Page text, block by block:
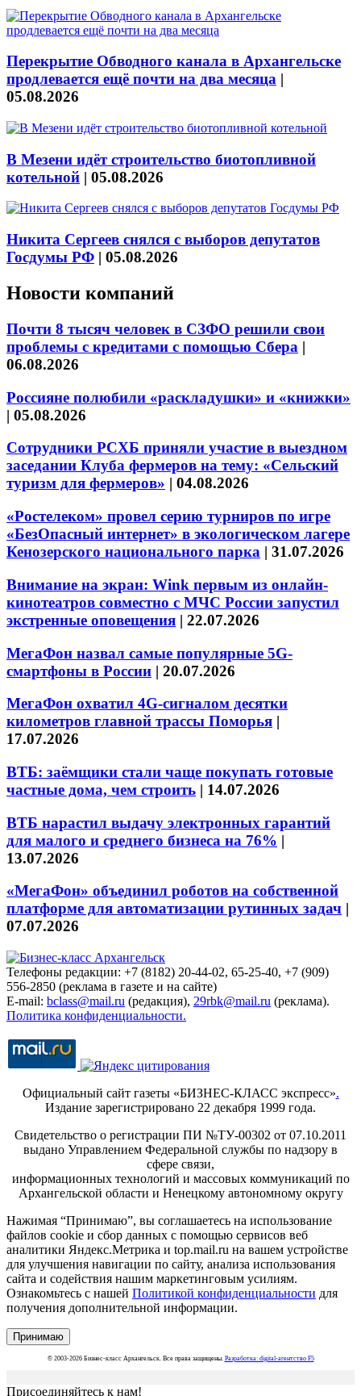
Перекрытие Обводного канала в Архангельске
продлевается ещё почти на два месяца |
05.08.2026
В Мезени идёт строительство биотопливной
котельной | 05.08.2026
Никита Сергеев снялся с выборов депутатов
Госдумы РФ | 05.08.2026
Новости компаний
Почти 8 тысяч человек в СЗФО решили свои
проблемы с кредитами с помощью Сбера |
06.08.2026
Россияне полюбили «раскладушки» и «книжки»
| 05.08.2026
Сотрудники РСХБ приняли участие в выездном
заседании Клуба фермеров на тему: «Сельский
туризм для фермеров» | 04.08.2026
«Ростелеком» провел серию турниров по игре
«БезОпасный интернет» в экологическом лагере
Кенозерского национального парка | 31.07.2026
Внимание на экран: Wink первым из онлайн-
кинотеатров совместно с МЧС России запустил
экстренные оповещения | 22.07.2026
МегаФон назвал самые популярные 5G-
смартфоны в России | 20.07.2026
МегаФон охватил 4G-сигналом десятки
километров главной трассы Поморья |
17.07.2026
ВТБ: заёмщики стали чаще покупать готовые
частные дома, чем строить | 14.07.2026
ВТБ нарастил выдачу электронных гарантий
для малого и среднего бизнеса на 76% |
13.07.2026
«МегаФон» объединил роботов на собственной
платформе для автоматизации рутинных задач |
07.07.2026
Телефоны редакции: +7 (8182) 20-44-02, 65-25-40, +7 (909)
556-2850 (реклама в газете и на сайте)
E-mail: bclass@mail.ru (редакция), 29rbk@mail.ru (реклама).
Политика конфиденциальности.
Официальный сайт газеты «БИЗНЕС-КЛАСС экспресс».
Издание зарегистрировано 22 декабря 1999 года.
Свидетельство о регистрации ПИ №ТУ-00302 от 07.10.2011
выдано Управлением Федеральной службы по надзору в
сфере связи,
информационных технологий и массовых коммуникаций по
Архангельской области и Ненецкому автономному округу
Нажимая “Принимаю”, вы соглашаетесь на использование
файлов cookie и сбор данных с помощью сервисов веб
аналитики Яндекс.Метрика и top.mail.ru на вашем устройстве
для улучшения навигации по сайту, анализа использования
сайта и содействия нашим маркетинговым усилиям.
Ознакомьтесь с нашей Политикой конфиденциальности для
получения дополнительной информации.
Принимаю
© 2003-2026 Бизнес-класс Архангельск. Все права защищены. Разработка: digital-агентство F5
Присоединяйтесь к нам!